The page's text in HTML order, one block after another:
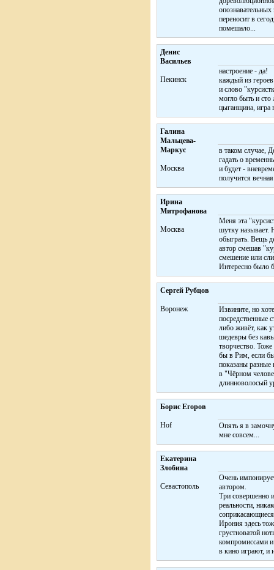
переносит в
помешало...
Денис
Васильев
Пекинск
настроение - да!
каждый из
и слово
могло быть и сто
цыганщина, игра
Галина
Мальцева-
Маркус
Москва
в таком случае,
гадать о
и будет -
получится
Ирина
Митрофанова
Москва
Меня эта
шутку называет.
обыграть. Вещь
автор смешав
смешение или
Интересно было
Сергей Рубцов
Воронеж
Извините, но
посредственные
либо живёт, как
шедевры без
творчество.
бы в Рим, если бы
показаны разные
в "Чёрном
длинноволосый
Борис Егоров
Hof
Опять я в
мне совсем...
Екатерина
Злобина
Cевастополь
Очень
автором.
Три совершенно
реальности,
Ирония здесь
грустноватой
компромиссами
в кино играют, и